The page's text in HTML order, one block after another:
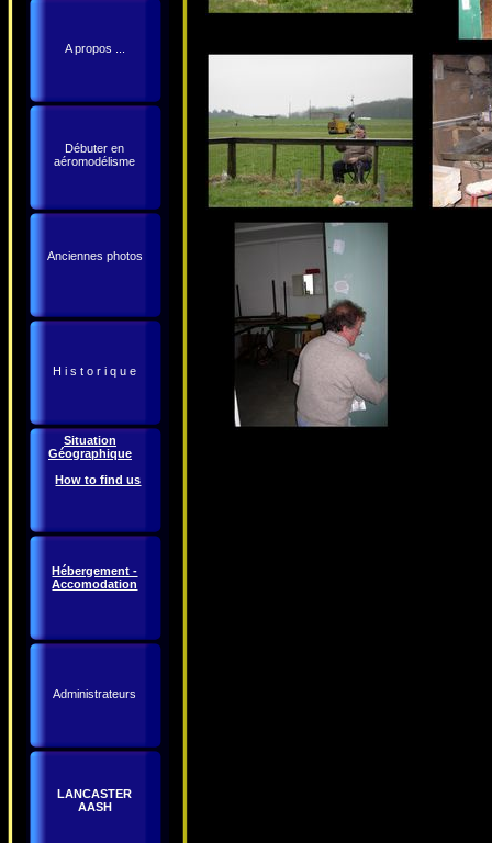
A propos ...
Débuter en
aéromodélisme
Anciennes photos
H i s t o r i q u e
Situation
Géographique
How to find us
Hébergement -
Accomodation
Administrateurs
LANCASTER
AASH